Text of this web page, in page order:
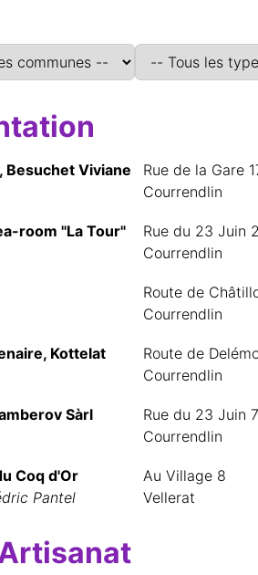
Besuchet Viviane
Rue de la Gare
Courrendlin
room "La Tour"
Rue du 23 Juin
Courrendlin
Route de
Courrendlin
Kottelat
Route de
Courrendlin
Sàrl
Rue du 23 Juin 7
Courrendlin
Coq d'Or
Pantel
Au Village 8
Vellerat